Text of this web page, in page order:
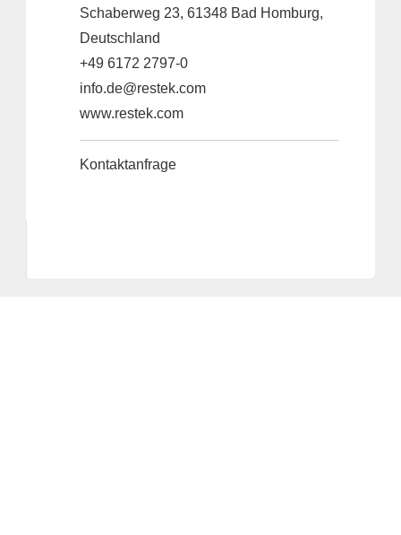
Schaberweg 23, 61348 Bad Homburg,
Deutschland
+49 6172 2797-0
info.de@restek.com
www.restek.com
Kontaktanfrage